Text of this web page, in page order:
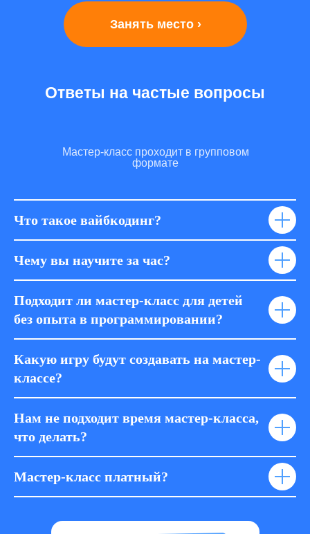
Занять место ›
Ответы на частые вопросы
Мастер-класс проходит в групповом
формате
Что такое вайбкодинг?
Чему вы научите за час?
Подходит ли мастер-класс для детей
без опыта в программировании?
Какую игру будут создавать на мастер-
классе?
Нам не подходит время мастер-класса,
что делать?
Мастер-класс платный?